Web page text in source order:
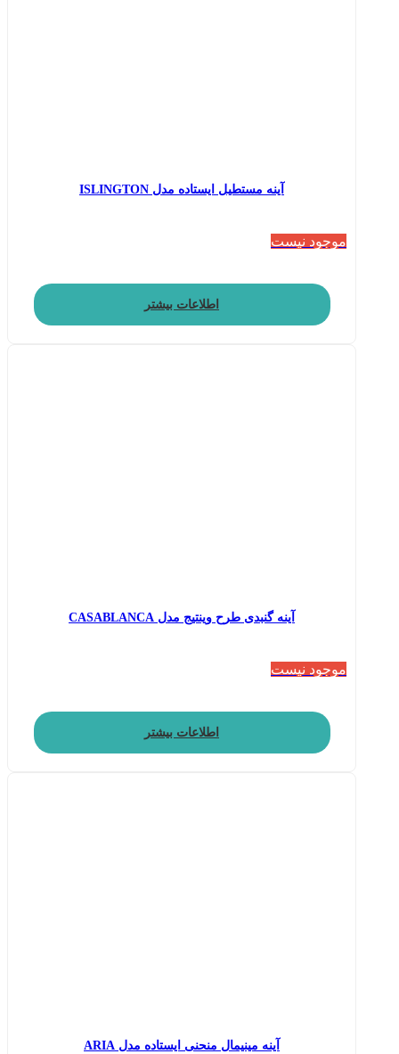
آینه مستطیل ایستاده مدل ISLINGTON
موجود نیست
اطلاعات بیشتر
آینه گنبدی طرح وینتیج مدل CASABLANCA
موجود نیست
اطلاعات بیشتر
آینه مینیمال منحنی ایستاده مدل ARIA